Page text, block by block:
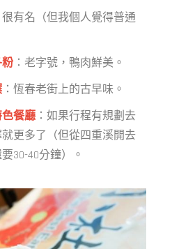
有名（但我個人覺得普通
：老字號，鴨肉鮮美。
：恆春老街上的古早味。
餐廳：如果行程有規劃去
更多了（但從四重溪開去
30-40分鐘）。